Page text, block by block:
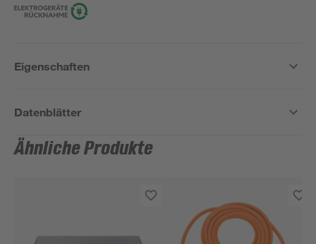
Eigenschaften
Datenblätter
Ähnliche Produkte